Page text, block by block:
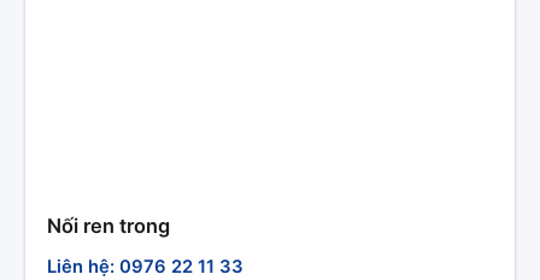
Nối ren trong
Liên hệ: 0976 22 11 33